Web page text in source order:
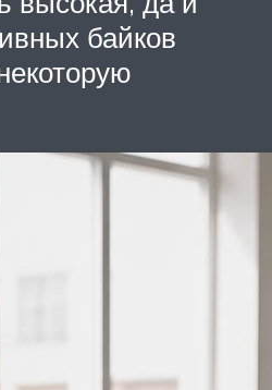
байков